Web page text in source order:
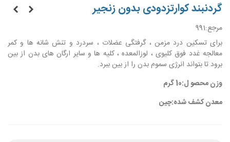
گردنبند کوارتزدودی بدون زنجیر
مرجع:991
برای تسکین درد مزمن ، گرفتگی عضلات ، سردرد و تنش شانه ها و کمر
معالجه غدد فوق کلیوی ، لوزالمعده ، کلیه ها و سایر ارگان های بدن از بین
برود تا بتواند انرژی سموم بدن را از بین ببرد.
وزن محصو ل:10 گرم
معدن کشف شده:چین